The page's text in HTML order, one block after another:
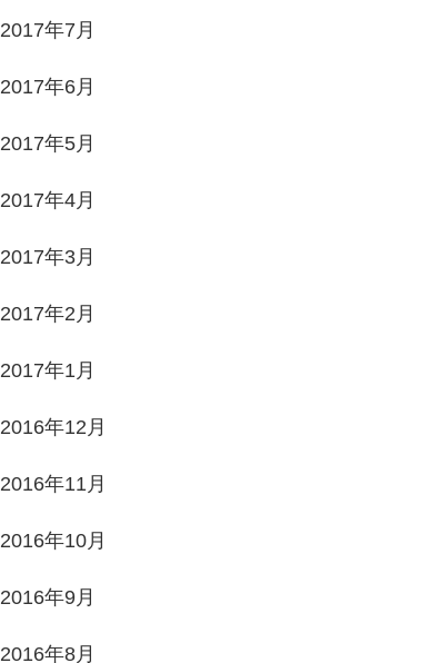
2017年7月
2017年6月
2017年5月
2017年4月
2017年3月
2017年2月
2017年1月
2016年12月
2016年11月
2016年10月
2016年9月
2016年8月